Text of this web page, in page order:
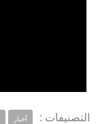
التصنيفات : أخبار